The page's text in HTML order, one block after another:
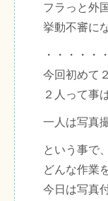
フラっと外
挙動不審に
・・・・・
今回初めて
２人って事
一人は写真
という事で
どんな作業
今日は写真